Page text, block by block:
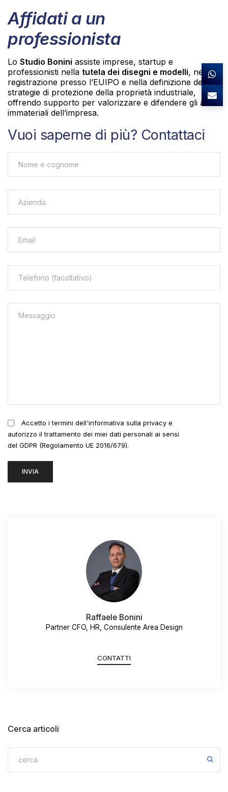
Affidati a un
professionista
Lo Studio Bonini assiste imprese, startup e
professionisti nella tutela dei disegni e modelli, nella
registrazione presso l’EUIPO e nella definizione delle
strategie di protezione della proprietà industriale,
offrendo supporto per valorizzare e difendere gli asset
immateriali dell’impresa.
Vuoi saperne di più? Contattaci
Accetto i termini dell'informativa sulla privacy e
autorizzo il trattamento dei miei dati personali ai sensi
del GDPR (Regolamento UE 2016/679).
Raffaele Bonini
Partner CFO, HR, Consulente Area Design
CONTATTI
Cerca articoli